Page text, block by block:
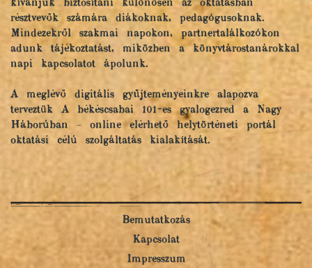
kívánjuk biztosítani különösen az oktatásban
résztvevők számára diákoknak, pedagógusoknak.
Mindezekről szakmai napokon, partnertalálkozókon
adunk tájékoztatást, miközben a könyvtárostanárokkal
napi kapcsolatot ápolunk.
A meglévő digitális gyűjteményeinkre alapozva
terveztük A békéscsabai 101-es gyalogezred a Nagy
Háborúban – online elérhető helytörténeti portál
oktatási célú szolgáltatás kialakítását.
Bemutatkozás
Kapcsolat
Impresszum